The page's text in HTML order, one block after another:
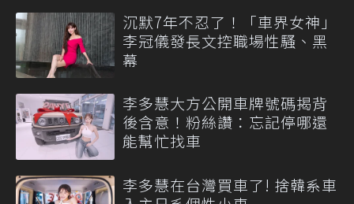
沉默7年不忍了！「車界女神」
李冠儀發長文控職場性騷、黑
幕
李多慧大方公開車牌號碼揭背
後含意！粉絲讚：忘記停哪還
能幫忙找車
李多慧在台灣買車了! 捨韓系車